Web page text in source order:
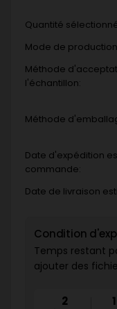
Quantité
Mode de
Méthode
l'échantillon:
Méthode
Date d'expédition
commande:
Date de livraison
Condition
Temps restant
ajouter des
2